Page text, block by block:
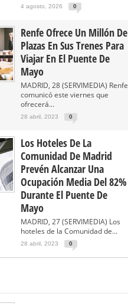
4 agosto, 2026 0
Renfe Ofrece Un Millón De
Plazas En Sus Trenes Para
Viajar En El Puente De
Mayo
MADRID, 28 (SERVIMEDIA) Renfe
comunicó este viernes que
ofrecerá...
28 abril, 2023 0
Los Hoteles De La
Comunidad De Madrid
Prevén Alcanzar Una
Ocupación Media Del 82%
Durante El Puente De
Mayo
MADRID, 27 (SERVIMEDIA) Los
hoteles de la Comunidad de...
28 abril, 2023 0